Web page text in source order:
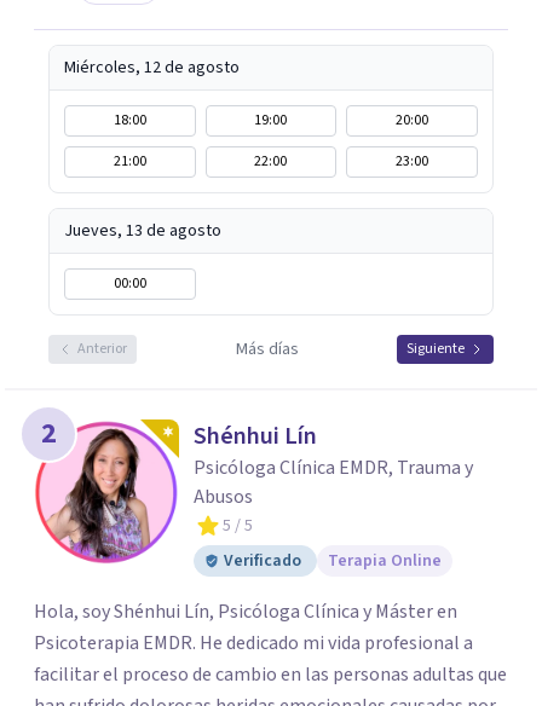
Miércoles, 12 de agosto
18:00 19:00
20:00
21:00
22:00 23:00
Jueves, 13 de agosto
00:00
Anterior Más días Siguiente
2 Shénhui Lín
Psicóloga Clínica EMDR, Trauma y
Abusos
5 / 5
Verificado
Terapia Online
Hola, soy Shénhui Lín, Psicóloga Clínica y Máster en
Psicoterapia EMDR. He dedicado mi vida profesional a
facilitar el proceso de cambio en las personas adultas que